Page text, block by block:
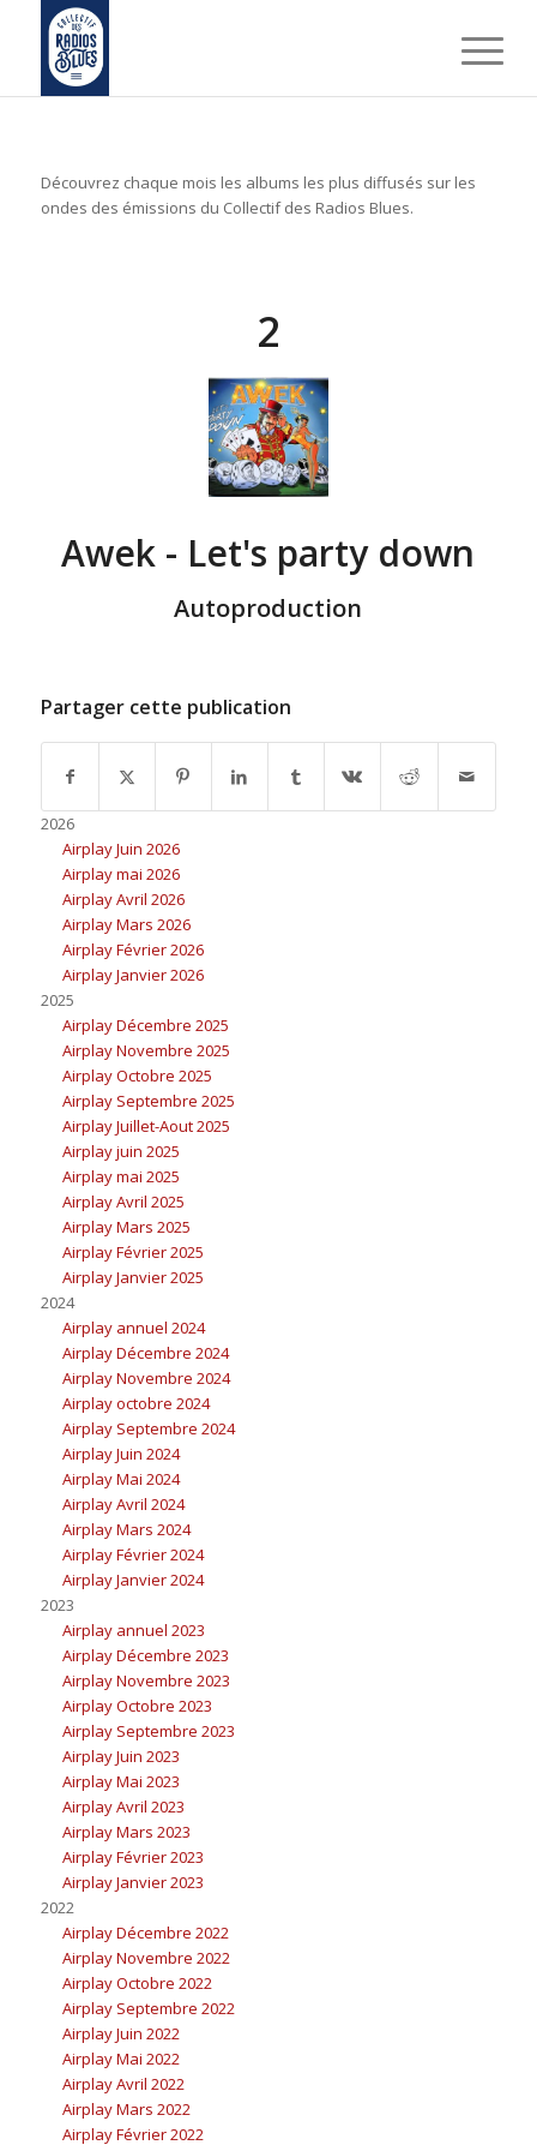
Découvrez chaque mois les albums les plus diffusés sur les
ondes des émissions du Collectif des Radios Blues.
2
Awek - Let's party down
Autoproduction
Partager cette publication
2026
Airplay Juin 2026
Airplay mai 2026
Airplay Avril 2026
Airplay Mars 2026
Airplay Février 2026
Airplay Janvier 2026
2025
Airplay Décembre 2025
Airplay Novembre 2025
Airplay Octobre 2025
Airplay Septembre 2025
Airplay Juillet-Aout 2025
Airplay juin 2025
Airplay mai 2025
Airplay Avril 2025
Airplay Mars 2025
Airplay Février 2025
Airplay Janvier 2025
2024
Airplay annuel 2024
Airplay Décembre 2024
Airplay Novembre 2024
Airplay octobre 2024
Airplay Septembre 2024
Airplay Juin 2024
Airplay Mai 2024
Airplay Avril 2024
Airplay Mars 2024
Airplay Février 2024
Airplay Janvier 2024
2023
Airplay annuel 2023
Airplay Décembre 2023
Airplay Novembre 2023
Airplay Octobre 2023
Airplay Septembre 2023
Airplay Juin 2023
Airplay Mai 2023
Airplay Avril 2023
Airplay Mars 2023
Airplay Février 2023
Airplay Janvier 2023
2022
Airplay Décembre 2022
Airplay Novembre 2022
Airplay Octobre 2022
Airplay Septembre 2022
Airplay Juin 2022
Airplay Mai 2022
Airplay Avril 2022
Airplay Mars 2022
Airplay Février 2022